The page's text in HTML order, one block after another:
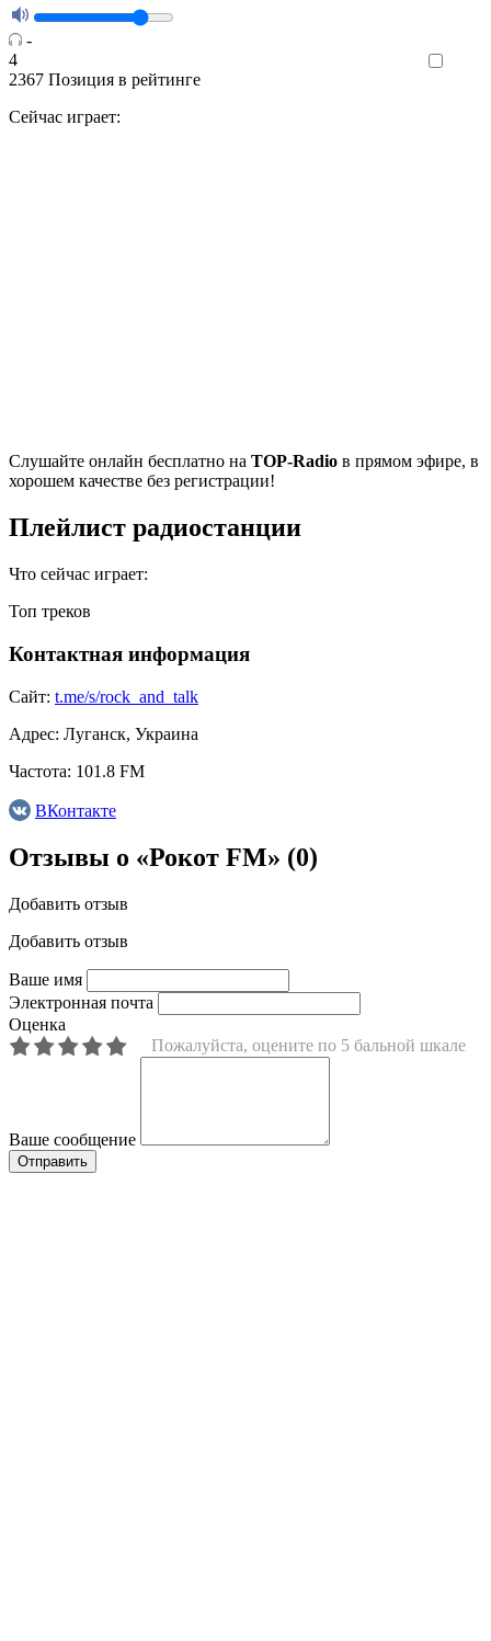
-
4
2367 Позиция в рейтинге
Сейчас играет:
Cлушайте онлайн бесплатно на TOP-Radio в прямом эфире, в
хорошем качестве без регистрации!
Плейлист радиостанции
Что сейчас играет:
Топ треков
Контактная информация
Сайт: t.me/s/rock_and_talk
Адрес: Луганск, Украина
Частота: 101.8 FM
ВКонтакте
Отзывы о «Рокот FM» (0)
Добавить отзыв
Добавить отзыв
Ваше имя
Электронная почта
Оценка
Пожалуйста, оцените по 5 бальной шкале
Ваше сообщение